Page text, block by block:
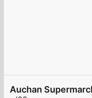
Auchan